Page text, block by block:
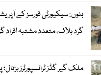
بنوں: سیکیورٹی فورسز کے
گرد ہلاک، متعدد مشتبہ افراد
ملک گیر گڈز ٹرانسپورٹرز